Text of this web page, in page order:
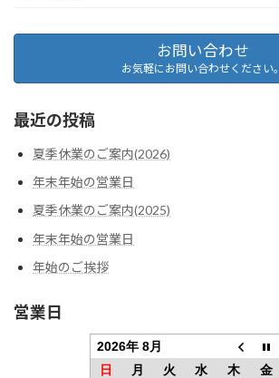
お問い合わせ
お気軽にお問い合わせください。
最近の投稿
夏季休業のご案内(2026)
年末年始の営業日
夏季休業のご案内(2025)
年末年始の営業日
年始のご挨拶
営業日
2026年 8月
日
月 火 水 木 金